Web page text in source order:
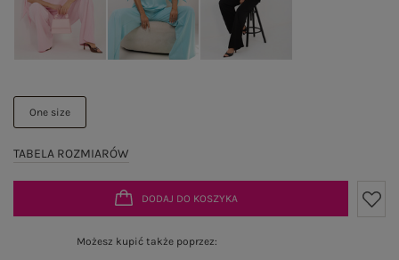
One size
TABELA ROZMIARÓW
DODAJ DO KOSZYKA
Możesz kupić także poprzez: